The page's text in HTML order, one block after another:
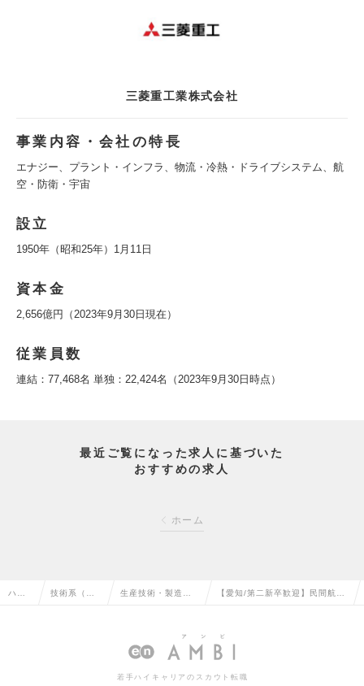
三菱重工業株式会社
事業内容・会社の特長
エナジー、プラント・インフラ、物流・冷熱・ドライブシステム、航
空・防衛・宇宙
設立
1950年（昭和25年）1月11日
資本金
2,656億円（2023年9月30日現在）
従業員数
連結：77,468名 単独：22,424名（2023年9月30日時点）
最近ご覧になった求人に基づいた
おすすめの求人
ホーム
ハイ 技術系（機 生産技術・製造技
ング（機械・自動
【愛知/第二新卒歓迎】民間航空
合材部品 成形・組立・艤装作業
若手ハイキャリアのスカウト転職